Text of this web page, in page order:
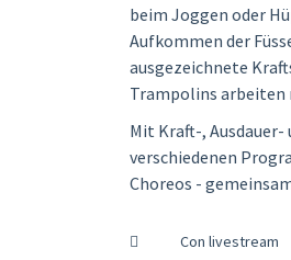
beim Joggen oder
Aufkommen der
ausgezeichnete
Trampolins arbeiten
Mit Kraft-,
verschiedenen
Choreos -
Con livestream